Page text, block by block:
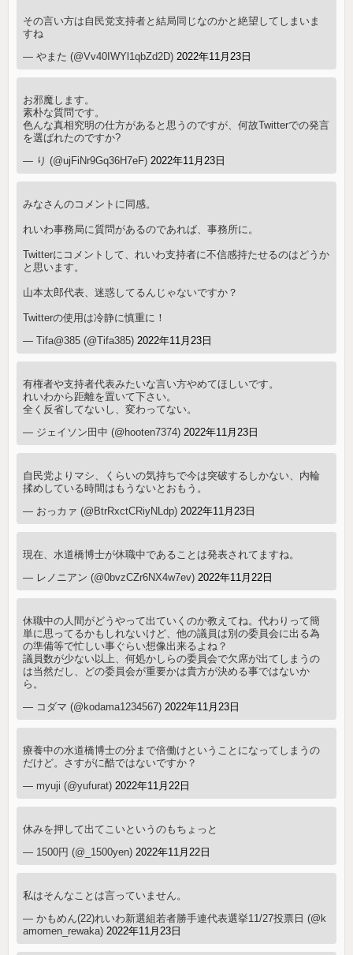
その言い方は自民党支持者と結局同じなのかと絶望してしまいま
すね
— やまた (@Vv40IWYl1qbZd2D) 2022年11月23日
お邪魔します。
素朴な質問です。
色んな真相究明の仕方があると思うのですが、何故Twitterでの発言
を選ばれたのですか?
— り (@ujFiNr9Gq36H7eF) 2022年11月23日
みなさんのコメントに同感。
れいわ事務局に質問があるのであれば、事務所に。
Twitterにコメントして、れいわ支持者に不信感持たせるのはどうか
と思います。
山本太郎代表、迷惑してるんじゃないですか？
Twitterの使用は冷静に慎重に！
— Tifa@385 (@Tifa385) 2022年11月23日
有権者や支持者代表みたいな言い方やめてほしいです。
れいわから距離を置いて下さい。
全く反省してないし、変わってない。
— ジェイソン田中 (@hooten7374) 2022年11月23日
自民党よりマシ、くらいの気持ちで今は突破するしかない、内輪
揉めしている時間はもうないとおもう。
— おっカァ (@BtrRxctCRiyNLdp) 2022年11月23日
現在、水道橋博士が休職中であることは発表されてますね。
— レノニアン (@0bvzCZr6NX4w7ev) 2022年11月22日
休職中の人間がどうやって出ていくのか教えてね。代わりって簡
単に思ってるかもしれないけど、他の議員は別の委員会に出る為
の準備等で忙しい事ぐらい想像出来るよね？
議員数が少ない以上、何処かしらの委員会で欠席が出てしまうの
は当然だし、どの委員会が重要かは貴方が決める事ではないか
ら。
— コダマ (@kodama1234567) 2022年11月23日
療養中の水道橋博士の分まで倍働けということになってしまうの
だけど。さすがに酷ではないですか？
— myuji (@yufurat) 2022年11月22日
休みを押して出てこいというのもちょっと
— 1500円 (@_1500yen) 2022年11月22日
私はそんなことは言っていません。
— かもめん(22)れいわ新選組若者勝手連代表選挙11/27投票日 (@k
amomen_rewaka) 2022年11月23日